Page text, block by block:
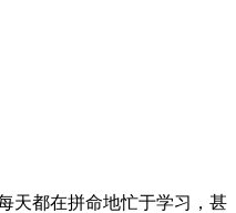
天都在拼命地忙于学习，甚